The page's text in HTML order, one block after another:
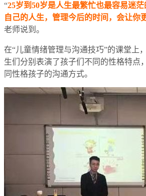
“25岁到50岁是人生最繁忙也最容易迷
自己的人生，管理今后的时间，会让你
老师说到。
在“儿童情绪管理与沟通技巧”的课堂上
生们分别表演了孩子们不同的性格特点
同性格孩子的沟通方式。